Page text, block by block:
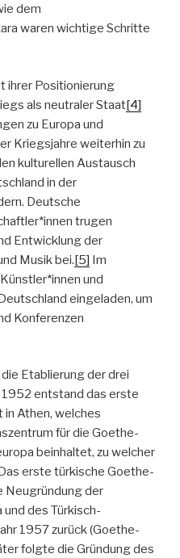
dem
waren wichtige Schritte
ihrer Positionierung
als neutraler Staat[4]
zu Europa und
Kriegsjahre weiterhin zu
kulturellen Austausch
in der
Deutsche
trugen
Entwicklung der
Musik bei.[5] Im
und
eingeladen, um
Konferenzen
Etablierung der drei
entstand das erste
Athen, welches
für die Goethe-
beinhaltet, zu welcher
erste türkische Goethe-
Neugründung der
des Türkisch-
1957 zurück (Goethe-
folgte die Gründung des